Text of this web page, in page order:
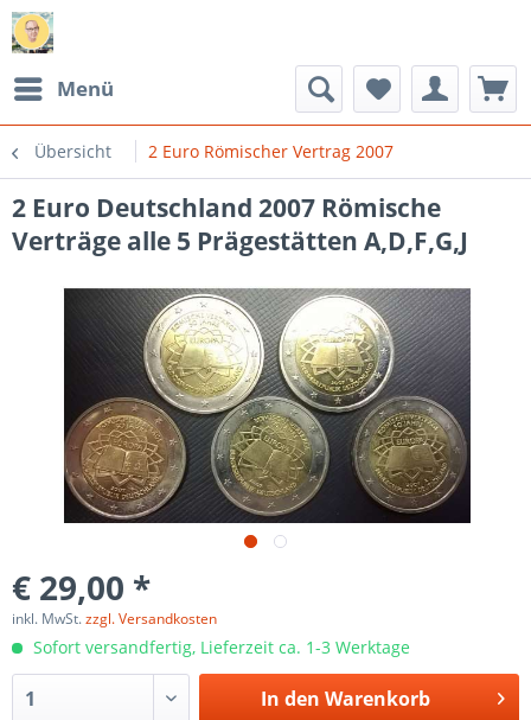
Menü
Übersicht 2 Euro Römischer Vertrag 2007
2 Euro Deutschland 2007 Römische
Verträge alle 5 Prägestätten A,D,F,G,J
€ 29,00 *
inkl. MwSt.zzgl. Versandkosten
Sofort versandfertig, Lieferzeit ca. 1-3 Werktage
In den Warenkorb